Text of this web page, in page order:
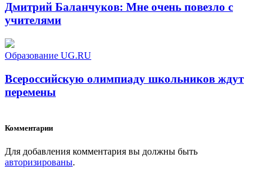
Дмитрий Баланчуков: Мне очень повезло с
учителями
Образование UG.RU
Всероссийскую олимпиаду школьников ждут
перемены
Комментарии
Для добавления комментария вы должны быть
авторизированы.